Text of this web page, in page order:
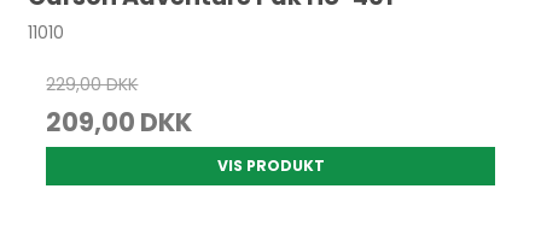
11010
229,00 DKK
209,00 DKK
VIS PRODUKT